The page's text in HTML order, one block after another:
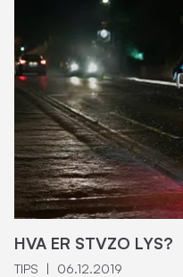
HVA ER STVZO LYS?
TIPS |
06.12.2019